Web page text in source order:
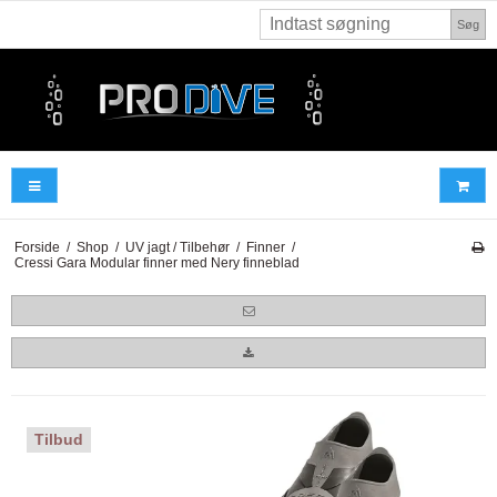
Søg
Forside / Shop / UV jagt / Tilbehør / Finner /
Cressi Gara Modular finner med Nery finneblad
Tilbud